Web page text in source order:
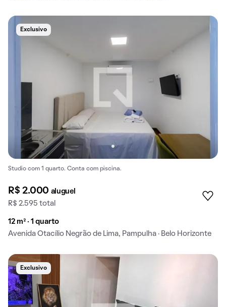
Exclusivo
Studio com 1 quarto. Conta com piscina.
R$ 2.000 aluguel
R$ 2.595 total
12 m² · 1 quarto
Avenida Otacílio Negrão de Lima, Pampulha · Belo Horizonte
Exclusivo